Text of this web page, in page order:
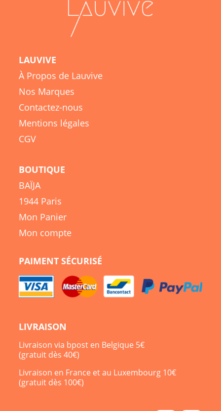
LAUVIVE
À Propos de Lauvive
Nos Marques
Contactez-nous
Mentions légales
CGV
BOUTIQUE
BAÏJA
1944 Paris
Mon Panier
Mon compte
PAIMENT SÉCURISÉ
LIVRAISON
Livraison via bpost en Belgique 5€
(gratuit dès 40€)
Livraison en France et au Luxembourg 10€
(gratuit dès 100€)